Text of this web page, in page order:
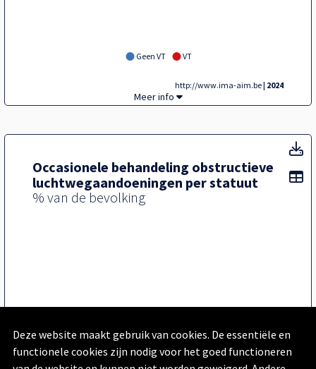
Deze website maakt gebruik van cookies. De essentiële en
functionele cookies zijn nodig voor het goed functioneren
Geen VT VT
http://www.ima-aim.be| 2024
Tegel,
Meer info
Occasionele behandeling obstructieve
luchtwegaandoeningen per statuut
% van de bevolking